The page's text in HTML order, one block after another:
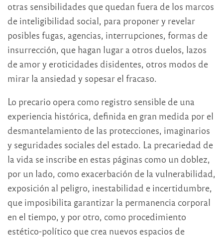
otras sensibilidades que quedan fuera de los marcos
de inteligibilidad social, para proponer y revelar
posibles fugas, agencias, interrupciones, formas de
insurrección, que hagan lugar a otros duelos, lazos
de amor y eroticidades disidentes, otros modos de
mirar la ansiedad y sopesar el fracaso.
Lo precario opera como registro sensible de una
experiencia histórica, definida en gran medida por el
desmantelamiento de las protecciones, imaginarios
y seguridades sociales del estado. La precariedad de
la vida se inscribe en estas páginas como un doblez,
por un lado, como exacerbación de la vulnerabilidad,
exposición al peligro, inestabilidad e incertidumbre,
que imposibilita garantizar la permanencia corporal
en el tiempo, y por otro, como procedimiento
estético-político que crea nuevos espacios de